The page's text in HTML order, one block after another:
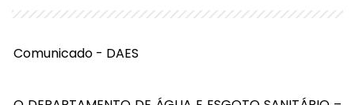
Comunicado - DAES